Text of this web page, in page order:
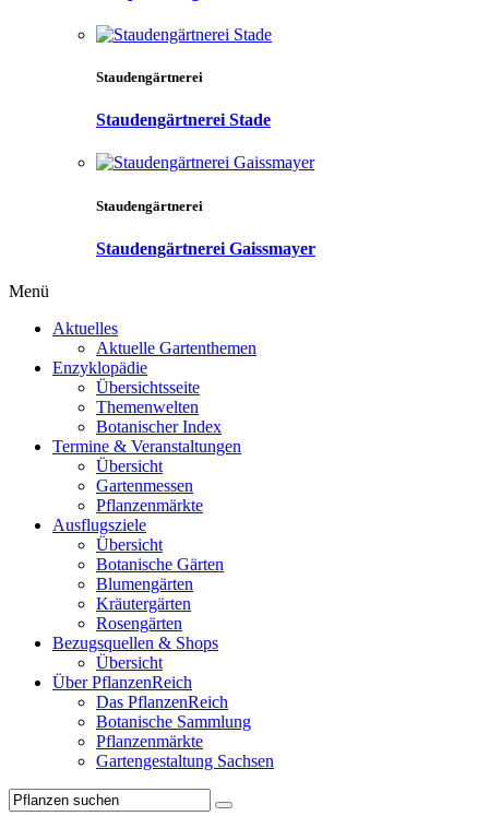
Staudengärtnerei
Staudengärtnerei Stade
Staudengärtnerei
Staudengärtnerei Gaissmayer
Menü
Aktuelles
Aktuelle Gartenthemen
Enzyklopädie
Übersichtsseite
Themenwelten
Botanischer Index
Termine & Veranstaltungen
Übersicht
Gartenmessen
Pflanzenmärkte
Ausflugsziele
Übersicht
Botanische Gärten
Blumengärten
Kräutergärten
Rosengärten
Bezugsquellen & Shops
Übersicht
Über PflanzenReich
Das PflanzenReich
Botanische Sammlung
Pflanzenmärkte
Gartengestaltung Sachsen